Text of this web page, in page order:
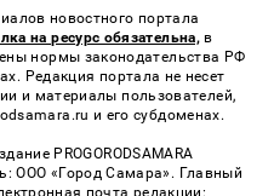
новостного портала
на ресурс обязательна, в
нормы законодательства РФ
Редакция портала не несет
и материалы пользователей,
и его субдоменах.
PROGORODSAMARA
ООО «Город Самара». Главный
почта редакции: